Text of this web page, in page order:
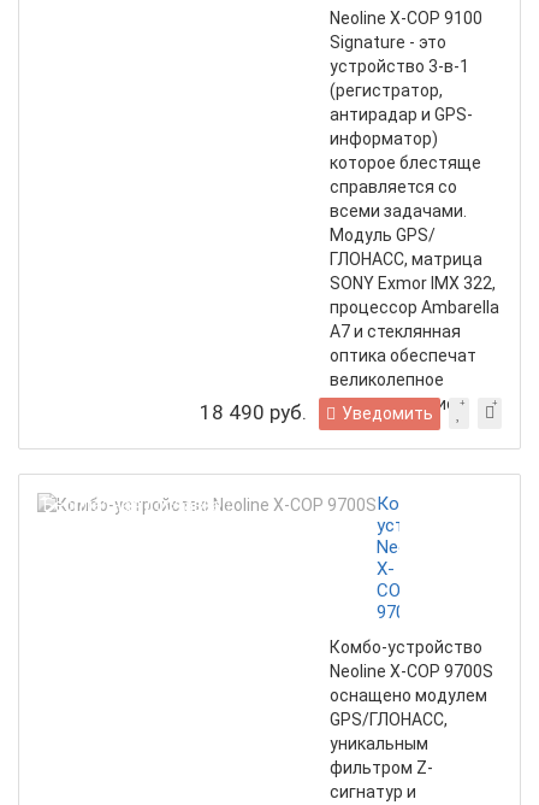
Neoline X-COP 9100
Signature - это
устройство 3-в-1
(регистратор,
антирадар и GPS-
информатор)
которое блестяще
справляется со
всеми задачами.
Модуль GPS/
ГЛОНАСС, матрица
SONY Exmor IMX 322,
процессор Ambarella
A7 и стеклянная
оптика обеспечат
великолепное
качество записи
18 490 руб. Уведомить
Бесплатная доставка
Комбо-
устройство
Neoline
X-
COP
9700S
Комбо-устройство
Neoline X-COP 9700S
оснащено модулем
GPS/ГЛОНАСС,
уникальным
фильтром Z-
сигнатур и